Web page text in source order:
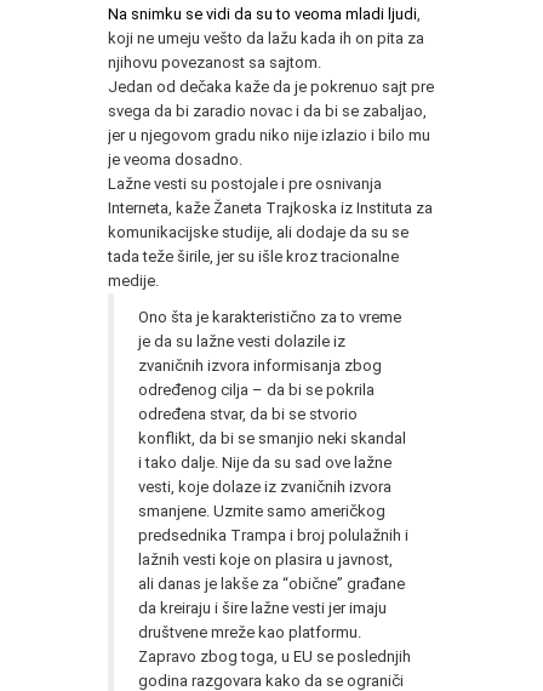
Na snimku se vidi da su to veoma mladi ljudi
koji ne umeju vešto da lažu kada ih on pita za
njihovu povezanost sa sajtom.
Jedan od dečaka kaže da je pokrenuo sajt pre
svega da bi zaradio novac i da bi se zabaljao,
jer u njegovom gradu niko nije izlazio i bilo mu
je veoma dosadno.
Lažne vesti su postojale i pre osnivanja
Interneta, kaže Žaneta Trajkoska iz Instituta za
komunikacijske studije, ali dodaje da su se
tada teže širile, jer su išle kroz tracionalne
medije.
Ono šta je karakteristično za to vreme
je da su lažne vesti dolazile iz
zvaničnih izvora informisanja zbog
određenog cilja – da bi se pokrila
određena stvar, da bi se stvorio
konflikt, da bi se smanjio neki skandal
i tako dalje. Nije da su sad ove lažne
vesti, koje dolaze iz zvaničnih izvora
smanjene. Uzmite samo američkog
predsednika Trampa i broj polulažnih i
lažnih vesti koje on plasira u javnost,
ali danas je lakše za “obične” građane
da kreiraju i šire lažne vesti jer imaju
društvene mreže kao platformu.
Zapravo zbog toga, u EU se poslednjih
godina razgovara kako da se ograniči